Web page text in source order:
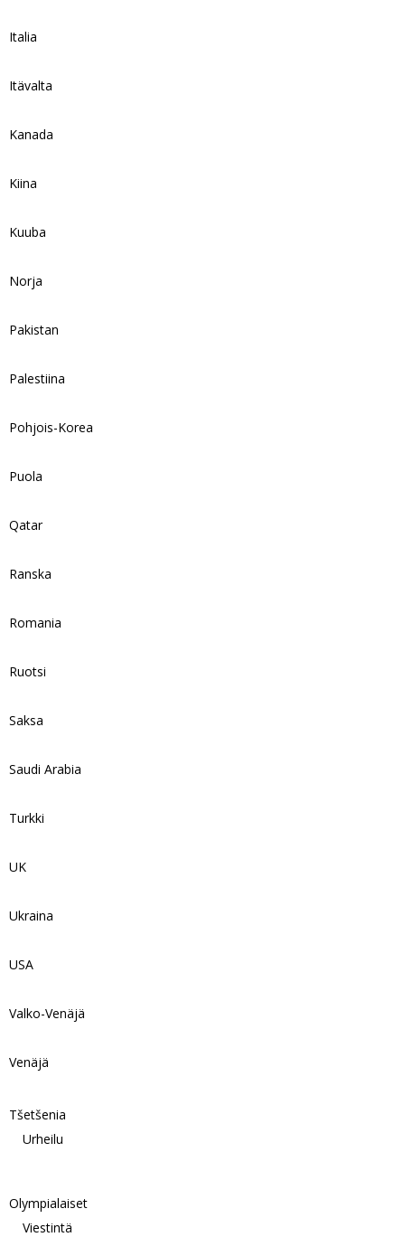
Italia
Itävalta
Kanada
Kiina
Kuuba
Norja
Pakistan
Palestiina
Pohjois-Korea
Puola
Qatar
Ranska
Romania
Ruotsi
Saksa
Saudi Arabia
Turkki
UK
Ukraina
USA
Valko-Venäjä
Venäjä
Tšetšenia
Urheilu
Olympialaiset
Viestintä